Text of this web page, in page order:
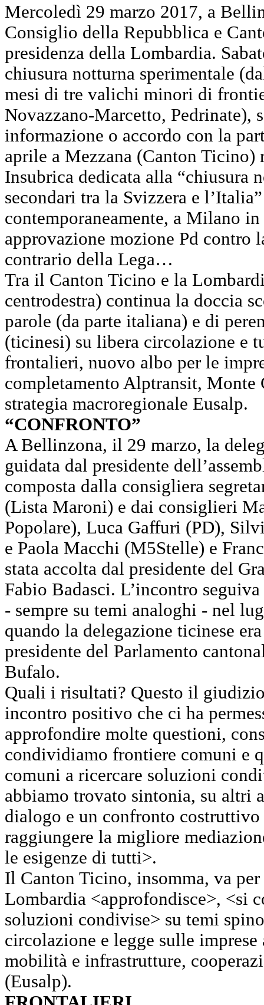
Mercoledì 29 marzo 2017, a
Consiglio della Repubblica e
presidenza della Lombardia.
chiusura notturna sperimentale
mesi di tre valichi minori di
Novazzano-Marcetto, Pedrinate),
informazione o accordo con la
aprile a Mezzana (Canton
Insubrica dedicata alla “chiusura
secondari tra la Svizzera e
contemporaneamente, a Milano
approvazione mozione Pd contro
contrario della Lega…
Tra il Canton Ticino e la
centrodestra) continua la doccia
parole (da parte italiana) e di
(ticinesi) su libera circolazione e
frontalieri, nuovo albo per le
completamento Alptransit, Monte
strategia macroregionale Eusalp.
“CONFRONTO”
A Bellinzona, il 29 marzo, la
guidata dal presidente
composta dalla consigliera
(Lista Maroni) e dai consiglieri
Popolare), Luca Gaffuri (PD),
e Paola Macchi (M5Stelle) e
stata accolta dal presidente del
Fabio Badasci. L’incontro
- sempre su temi analoghi - nel
quando la delegazione ticinese
presidente del Parlamento
Bufalo.
Quali i risultati? Questo il
incontro positivo che ci ha
approfondire molte questioni,
condividiamo frontiere comuni e
comuni a ricercare soluzioni
abbiamo trovato sintonia, su altri
dialogo e un confronto
raggiungere la migliore
le esigenze di tutti>.
Il Canton Ticino, insomma, va per
Lombardia <approfondisce>, <si
soluzioni condivise> su temi
circolazione e legge sulle
mobilità e infrastrutture,
(Eusalp).